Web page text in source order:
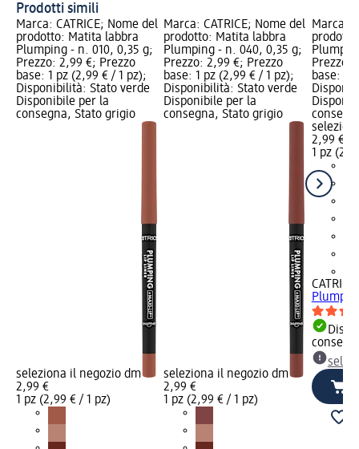
Prodotti simili
Marca: CATRICE; Nome del
prodotto: Matita labbra
Plumping - n. 010, 0,35 g;
Prezzo: 2,99 €; Prezzo
base: 1 pz (2,99 € / 1 pz);
Disponibilità: Stato verde
Disponibile per la
consegna, Stato grigio
seleziona il negozio dm
2,99 €
1 pz (2,99 € / 1 pz)
Marca: CATRICE; Nome del
prodotto: Matita labbra
Plumping - n. 040, 0,35 g;
Prezzo: 2,99 €; Prezzo
base: 1 pz (2,99 € / 1 pz);
Disponibilità: Stato verde
Disponibile per la
consegna, Stato grigio
seleziona il negozio dm
2,99 €
1 pz (2,99 € / 1 pz)
Marca:
Prezzo:
base: 1
2,99 €
1 pz
CATRICE